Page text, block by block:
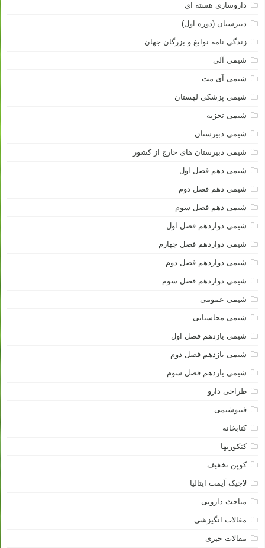
داروسازی هسته ای
دبیرستان (دوره اول)
زندگی نامه نوابغ و بزرگان جهان
شیمی آلی
شیمی آی مت
شیمی پزشکی لهستان
شیمی تجزیه
شیمی دبیرستان
شیمی دبیرستان های خارج از کشور
شیمی دهم فصل اول
شیمی دهم فصل دوم
شیمی دهم فصل سوم
شیمی دوازدهم فصل اول
شیمی دوازدهم فصل چهارم
شیمی دوازدهم فصل دوم
شیمی دوازدهم فصل سوم
شیمی عمومی
شیمی محاسباتی
شیمی یازدهم فصل اول
شیمی یازدهم فصل دوم
شیمی یازدهم فصل سوم
طراحی دارو
فیتوشیمی
کتابخانه
کنکوریها
کوپن تخفیف
لاجیک آیمت ایتالیا
مباحث دارویی
مقالات انگیزشی
مقالات خبری